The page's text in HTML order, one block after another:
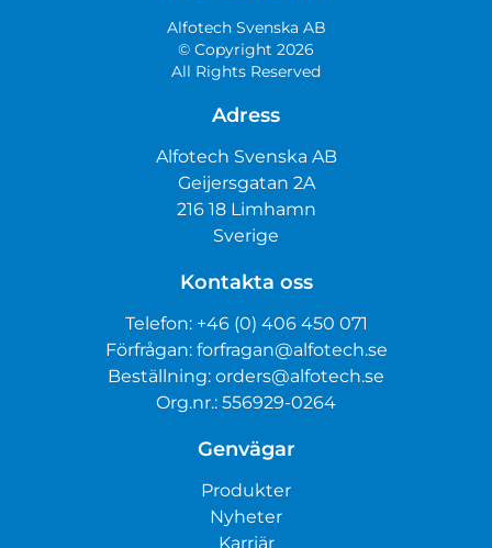
Alfotech Svenska AB
© Copyright 2026
All Rights Reserved
Adress
Alfotech Svenska AB
Geijersgatan 2A
216 18 Limhamn
Sverige
Kontakta oss
Telefon: +46 (0) 406 450 071
Förfrågan: forfragan@alfotech.se
Beställning: orders@alfotech.se
Org.nr.: 556929-0264
Genvägar
Produkter
Nyheter
Karriär